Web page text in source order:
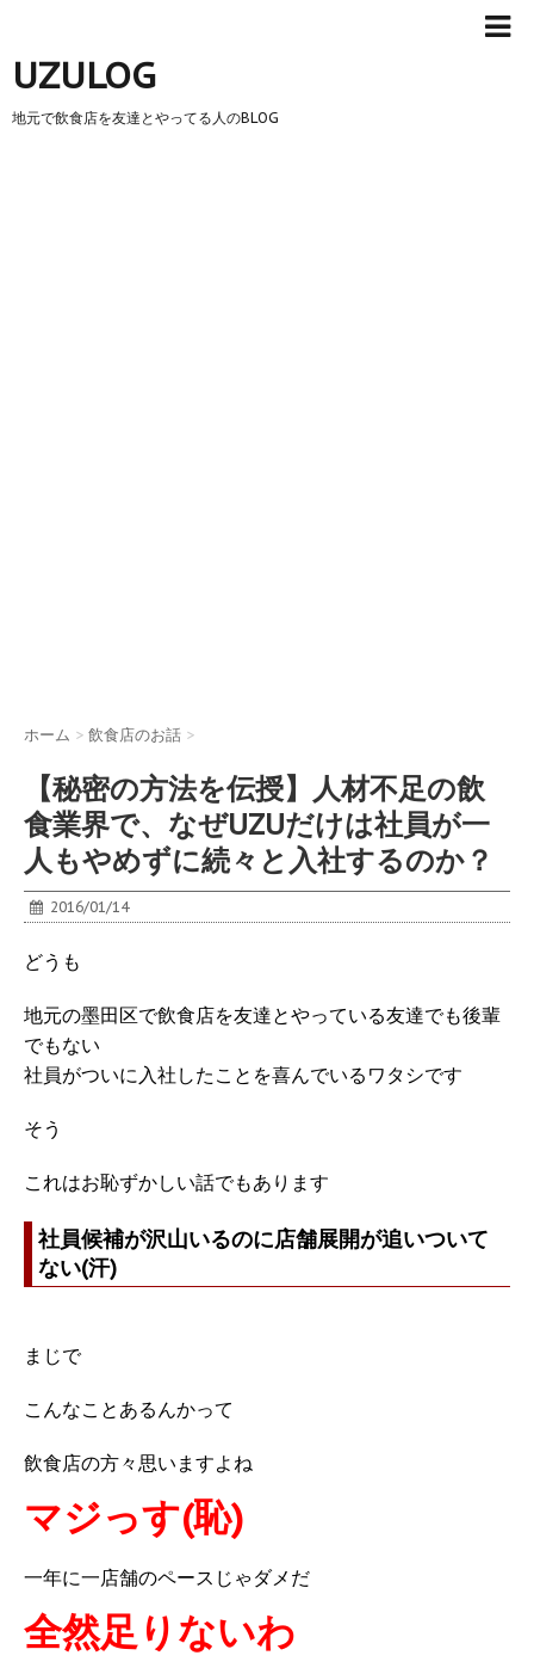
UZULOG
地元で飲食店を友達とやってる人のBLOG
ホーム > 飲食店のお話 >
【秘密の方法を伝授】人材不足の飲
食業界で、なぜUZUだけは社員が一
人もやめずに続々と入社するのか？
2016/01/14
どうも
地元の墨田区で飲食店を友達とやっている友達でも後輩
でもない
社員がついに入社したことを喜んでいるワタシです
そう
これはお恥ずかしい話でもあります
社員候補が沢山いるのに店舗展開が追いついて
ない(汗)
まじで
こんなことあるんかって
飲食店の方々思いますよね
マジっす(恥)
一年に一店舗のペースじゃダメだ
全然足りないわ